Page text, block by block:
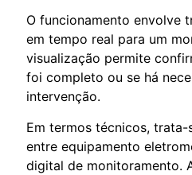
O funcionamento envolve
em tempo real para um
visualização permite
foi completo ou se há
intervenção.
Em termos técnicos,
entre equipamento
digital de monitoramento.